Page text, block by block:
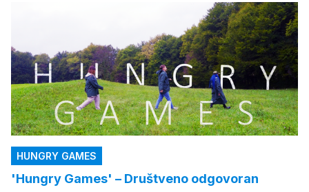
HUNGRY GAMES
'Hungry Games' – Društveno odgovoran